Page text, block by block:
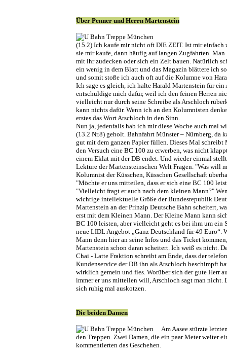
Über Penner und Herrn Martenstein
(15.2) Ich kaufe mir nicht oft DIE ZEIT. Ist mir einfach
sie mir kaufe, dann häufig auf langen Zugfahrten. Man
mit ihr zudecken oder sich ein Zelt bauen. Natürlich
ein wenig in dem Blatt und das Magazin blättere ich
und somit stoße ich auch oft auf die Kolumne von
Ich sage es gleich, ich halte Harald Martenstein für ein
entschuldige mich dafür, weil ich den feinen Herren
vielleicht nur durch seine Schreibe als Arschloch
kann nichts dafür. Wenn ich an den Kolumnisten
erstes das Wort Arschloch in den Sinn.
Nun ja, jedenfalls hab ich mir diese Woche auch mal
(13.2 Nr.8) geholt. Bahnfahrt Münster – Nürnberg, da
gut mit dem ganzen Papier füllen. Dieses Mal schreibt
den Versuch eine BC 100 zu erwerben, was nicht
einem Eklat mit der DB endet. Und wieder einmal
Lektüre der Martensteinschen Welt Fragen. "Was will
Kolumnist der Küsschen, Küsschen Gesellschaft
"Möchte er uns mitteilen, dass er sich eine BC 100
"Vielleicht fragt er auch nach dem kleinen Mann?"
wichtige intellektuelle Größe der Bundesrepublik
Martenstein an der Prinzip Deutsche Bahn scheitert,
erst mit dem Kleinen Mann. Der Kleine Mann kann
BC 100 leisten, aber vielleicht geht es bei ihm um ein
neue LIDL Angebot „Ganz Deutschland für 49 Euro“.
Mann denn hier an seine Infos und das Ticket
Martenstein schon daran scheitert. Ich weiß es nicht.
Chai - Latte Fraktion schreibt am Ende, dass der
Kundenservice der DB ihn als Arschloch beschimpft
wirklich gemein und fies. Worüber sich der gute Herr
immer er uns mitteilen will, Arschloch sagt man nicht.
sich ruhig mal auskotzen.
Die beiden Damen
Am Aasee stürzte
den Treppen. Zwei Damen, die ein paar Meter weiter
kommentierten das Geschehen.